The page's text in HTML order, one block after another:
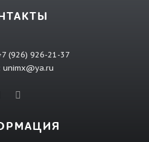
(926) 926-21-37
unimx@ya.ru